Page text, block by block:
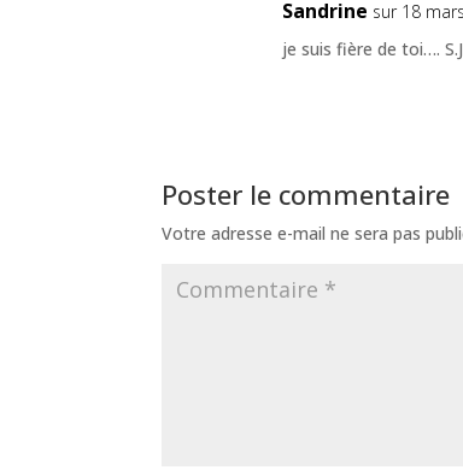
Sandrine sur 18
je suis fière de toi…. S.J
Poster le commentaire
Votre adresse e-mail ne sera pas